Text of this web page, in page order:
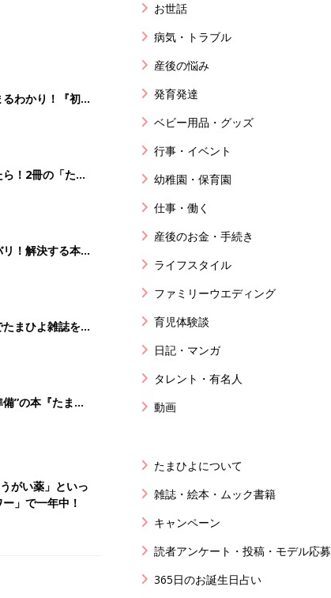
わかり！『初め
』〈巻頭大特
！2冊の「たま
！解決する本
』 4カ月～2才
まひよ雑誌を買
間限定】
”の本『たまご
ャル大特集〉
がい薬」といっ
」で一年中！
お世話
病気・トラブル
産後の悩み
発育発達
ベビー用品・グッズ
行事・イベント
幼稚園・保育園
仕事・働く
産後のお金・手続き
ライフスタイル
ファミリーウエディング
育児体験談
日記・マンガ
タレント・有名人
動画
たまひよについて
雑誌・絵本・ムック書籍
キャンペーン
読者アンケート・投稿・モデル応募
365日のお誕生日占い